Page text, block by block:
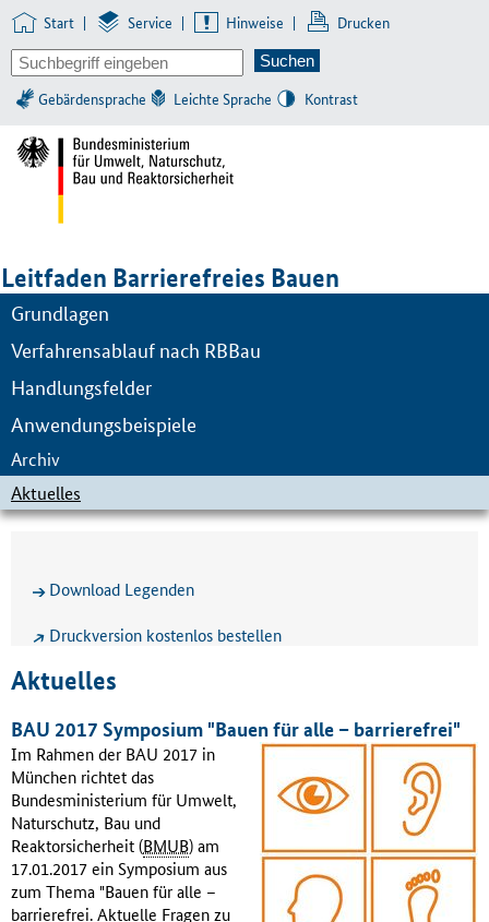
Start | Service | Hinweise | Drucken
Gebärdensprache Leichte Sprache Kontrast
Leitfaden Barrierefreies Bauen
Grundlagen
Verfahrensablauf nach RBBau
Handlungsfelder
Anwendungsbeispiele
Archiv
Aktuelles
Download Legenden
Druckversion kostenlos bestellen
Aktuelles
BAU 2017 Symposium "Bauen für alle – barrierefrei"
Im Rahmen der BAU 2017 in
München richtet das
Bundesministerium für Umwelt,
Naturschutz, Bau und
Reaktorsicherheit (BMUB) am
17.01.2017 ein Symposium aus
zum Thema "Bauen für alle –
barrierefrei. Aktuelle Fragen zu